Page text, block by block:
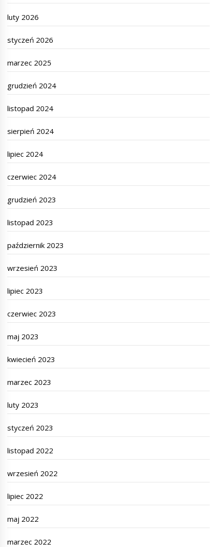
luty 2026
styczeń 2026
marzec 2025
grudzień 2024
listopad 2024
sierpień 2024
lipiec 2024
czerwiec 2024
grudzień 2023
listopad 2023
październik 2023
wrzesień 2023
lipiec 2023
czerwiec 2023
maj 2023
kwiecień 2023
marzec 2023
luty 2023
styczeń 2023
listopad 2022
wrzesień 2022
lipiec 2022
maj 2022
marzec 2022